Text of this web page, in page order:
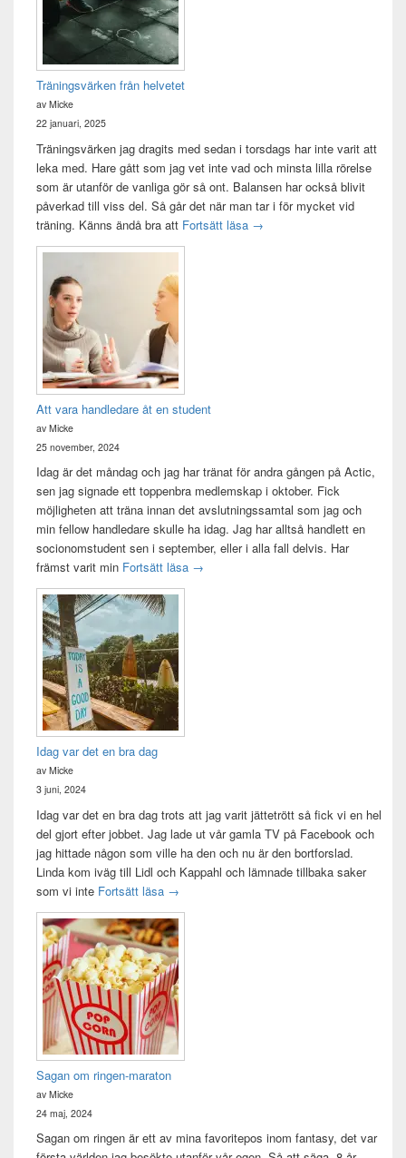
Träningsvärken från helvetet
av Micke
22 januari, 2025
Träningsvärken jag dragits med sedan i torsdags har inte varit att
leka med. Hare gått som jag vet inte vad och minsta lilla rörelse
som är utanför de vanliga gör så ont. Balansen har också blivit
påverkad till viss del. Så går det när man tar i för mycket vid
träning. Känns ändå bra att Fortsätt läsa Träningsvärken från helvetet
→
Att vara handledare åt en student
av Micke
25 november, 2024
Idag är det måndag och jag har tränat för andra gången på Actic,
sen jag signade ett toppenbra medlemskap i oktober. Fick
möjligheten att träna innan det avslutningssamtal som jag och
min fellow handledare skulle ha idag. Jag har alltså handlett en
socionomstudent sen i september, eller i alla fall delvis. Har
främst varit min Fortsätt läsa Att vara handledare åt en student
→
Idag var det en bra dag
av Micke
3 juni, 2024
Idag var det en bra dag trots att jag varit jättetrött så fick vi en hel
del gjort efter jobbet. Jag lade ut vår gamla TV på Facebook och
jag hittade någon som ville ha den och nu är den bortforslad.
Linda kom iväg till Lidl och Kappahl och lämnade tillbaka saker
som vi inte Fortsätt läsa Idag var det en bra dag
→
Sagan om ringen-maraton
av Micke
24 maj, 2024
Sagan om ringen är ett av mina favoritepos inom fantasy, det var